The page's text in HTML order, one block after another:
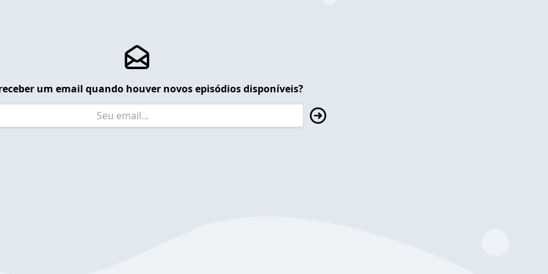
um email quando houver novos episódios disponíveis?